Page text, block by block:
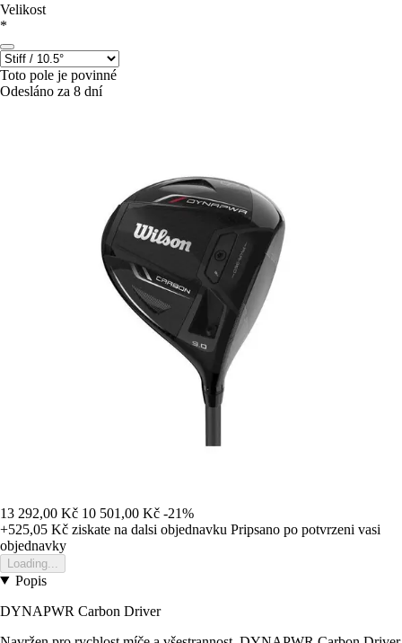
Velikost
*
Toto pole je povinné
Odesláno za 8 dní
13 292,00 Kč 10 501,00 Kč -21%
+525,05 Kč ziskate na dalsi objednavku Pripsano po potvrzeni vasi
objednavky
Loading...
Popis
DYNAPWR Carbon Driver